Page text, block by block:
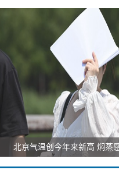
北京气温创今年来新高 焖蒸